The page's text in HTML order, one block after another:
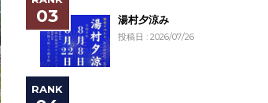
湯村夕涼み
投稿日 : 2026/07/26